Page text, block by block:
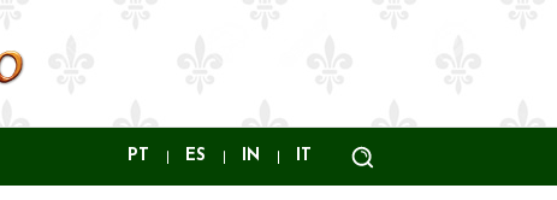
PT ES IN IT